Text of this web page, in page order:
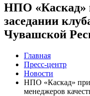
НПО «Каскад»
заседании
Чувашской
Главная
Пресс-центр
Новости
НПО «Каскад»
менеджеров